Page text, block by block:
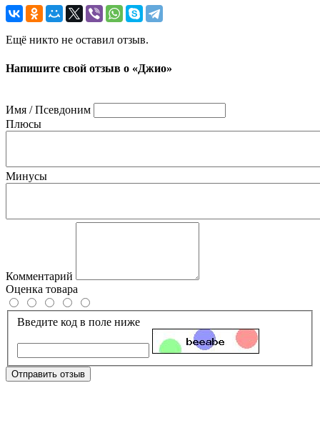
Ещё никто не оставил отзыв.
Напишите свой отзыв о «Джио»
Имя / Псевдоним
Плюсы
Минусы
Комментарий
Оценка товара
Введите код в поле ниже
Отправить отзыв